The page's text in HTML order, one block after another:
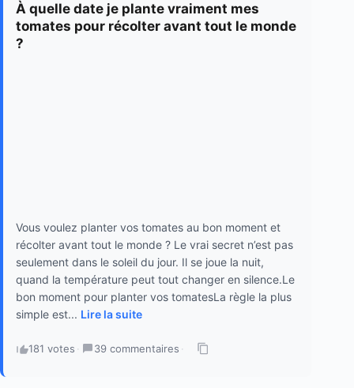
À quelle date je plante vraiment mes
tomates pour récolter avant tout le monde
?
Vous voulez planter vos tomates au bon moment et
récolter avant tout le monde ? Le vrai secret n’est pas
seulement dans le soleil du jour. Il se joue la nuit,
quand la température peut tout changer en silence.Le
bon moment pour planter vos tomatesLa règle la plus
simple est... Lire la suite
181 votes · 39 commentaires ·